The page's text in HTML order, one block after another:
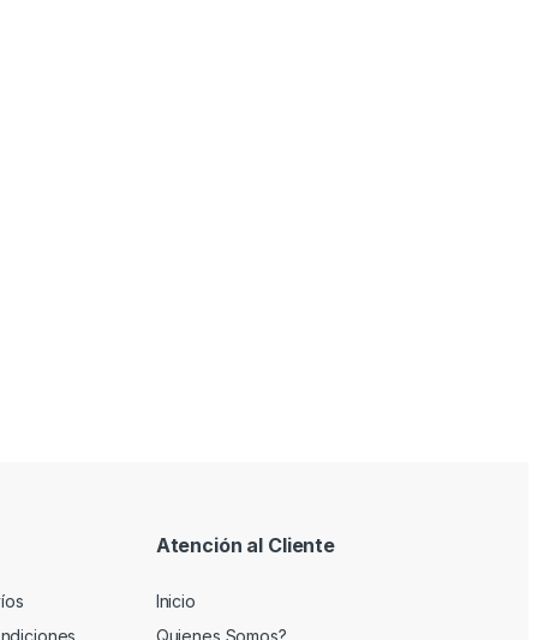
Atención al Cliente
Inicio
Quienes Somos?